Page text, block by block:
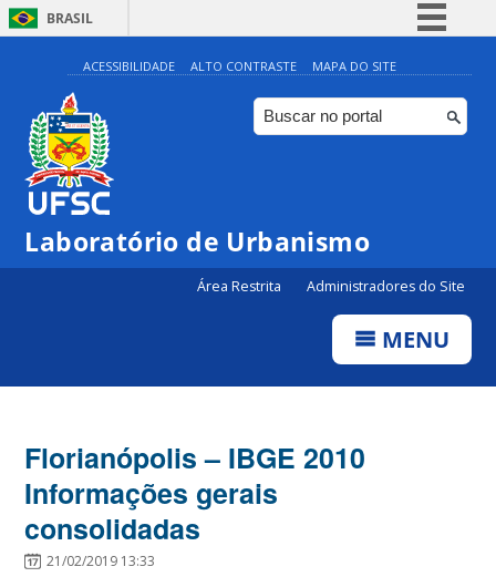
BRASIL
Simplifique!
Comunica BR
Participe
Canais
ACESSIBILIDADE ALTO CONTRASTE MAPA DO SITE
Laboratório de Urbanismo
Área Restrita Administradores do Site
MENU
Florianópolis – IBGE 2010
Informações gerais
consolidadas
21/02/2019 13:33